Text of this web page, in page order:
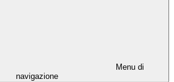
Menu di
navigazione